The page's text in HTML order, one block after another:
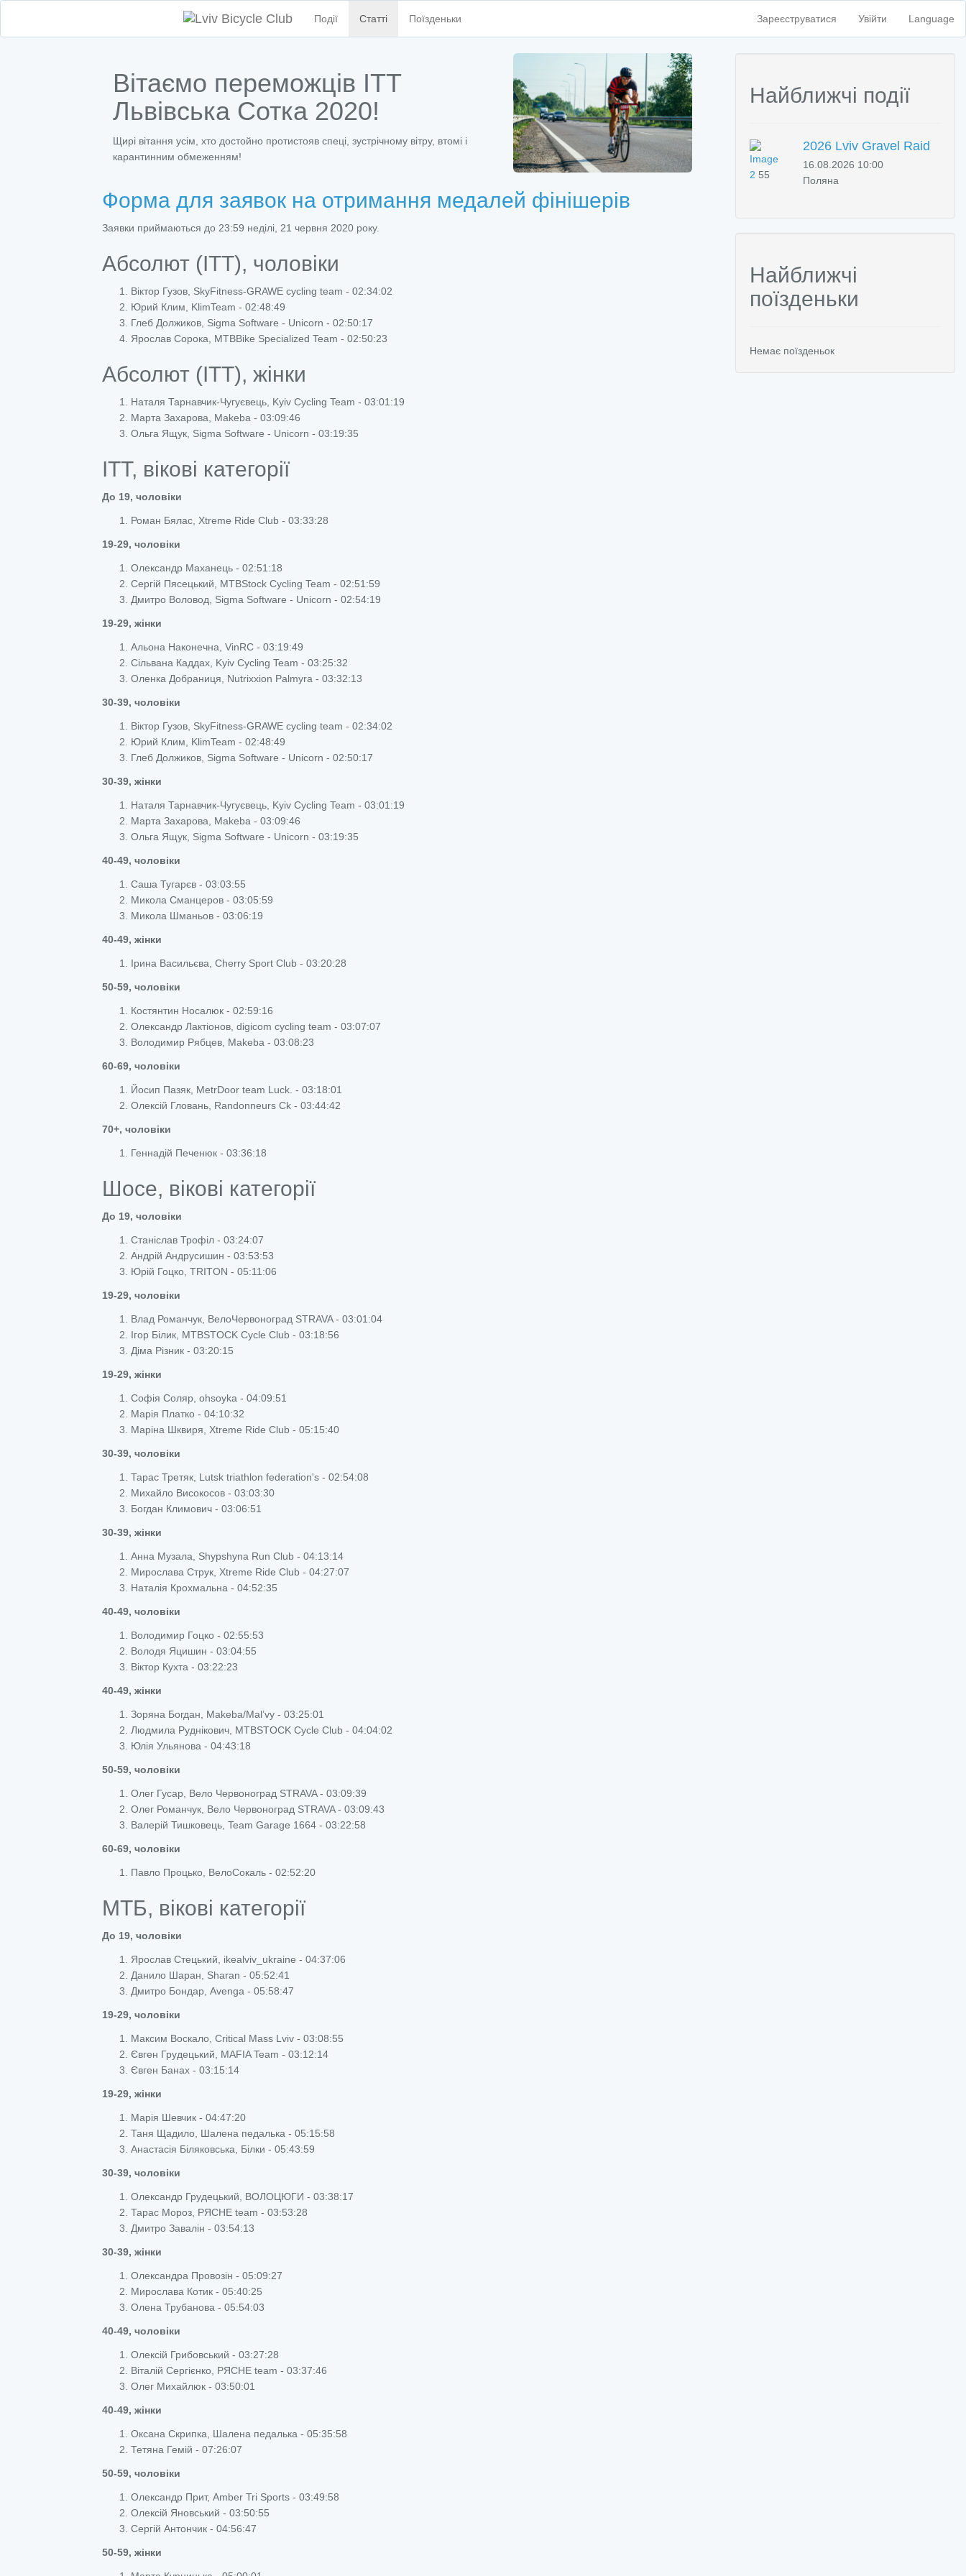
Події Статті Поїзденьки Language
Зареєструватися Увійти
Вітаємо переможців ITT
Львівська Сотка 2020!
Щирі вітання усім, хто достойно протистояв спеці, зустрічному вітру, втомі і
карантинним обмеженням!
Форма для заявок на отримання медалей фінішерів
Заявки приймаються до 23:59 неділі, 21 червня 2020 року.
Абсолют (ITT), чоловіки
Віктор Гузов, SkyFitness-GRAWE cycling team - 02:34:02
Юрий Клим, KlimTeam - 02:48:49
Глеб Должиков, Sigma Software - Unicorn - 02:50:17
Ярослав Сорока, MTBBike Specialized Team - 02:50:23
Абсолют (ITT), жінки
Наталя Тарнавчик-Чугуєвець, Kyiv Cycling Team - 03:01:19
Марта Захарова, Makeba - 03:09:46
Ольга Ящук, Sigma Software - Unicorn - 03:19:35
ITT, вікові категорії
До 19, чоловіки
Роман Бялас, Xtreme Ride Club - 03:33:28
19-29, чоловіки
Олександр Маханець - 02:51:18
Сергій Пясецький, MTBStock Cycling Team - 02:51:59
Дмитро Воловод, Sigma Software - Unicorn - 02:54:19
19-29, жінки
Альона Наконечна, VinRC - 03:19:49
Сільвана Каддах, Kyiv Cycling Team - 03:25:32
Оленка Добраниця, Nutrixxion Palmyra - 03:32:13
30-39, чоловіки
Віктор Гузов, SkyFitness-GRAWE cycling team - 02:34:02
Юрий Клим, KlimTeam - 02:48:49
Глеб Должиков, Sigma Software - Unicorn - 02:50:17
30-39, жінки
Наталя Тарнавчик-Чугуєвець, Kyiv Cycling Team - 03:01:19
Марта Захарова, Makeba - 03:09:46
Ольга Ящук, Sigma Software - Unicorn - 03:19:35
40-49, чоловіки
Саша Тугарєв - 03:03:55
Микола Сманцеров - 03:05:59
Микола Шманьов - 03:06:19
40-49, жінки
Ірина Васильєва, Cherry Sport Club - 03:20:28
50-59, чоловіки
Костянтин Носалюк - 02:59:16
Олександр Лактіонов, digicom cycling team - 03:07:07
Володимир Рябцев, Makeba - 03:08:23
60-69, чоловіки
Йосип Пазяк, MetrDoor team Luck. - 03:18:01
Олексій Гловань, Randonneurs Ck - 03:44:42
70+, чоловіки
Геннадій Печенюк - 03:36:18
Шосе, вікові категорії
До 19, чоловіки
Станіслав Трофіл - 03:24:07
Андрій Андрусишин - 03:53:53
Юрій Гоцко, TRITON - 05:11:06
19-29, чоловіки
Влад Романчук, ВелоЧервоноград STRAVA - 03:01:04
Ігор Білик, MTBSTOCK Cycle Club - 03:18:56
Діма Різник - 03:20:15
19-29, жінки
Софія Соляр, ohsoyka - 04:09:51
Марія Платко - 04:10:32
Маріна Шквиря, Xtreme Ride Club - 05:15:40
30-39, чоловіки
Тарас Третяк, Lutsk triathlon federation's - 02:54:08
Михайло Високосов - 03:03:30
Богдан Климович - 03:06:51
30-39, жінки
Анна Музала, Shypshyna Run Club - 04:13:14
Мирослава Струк, Xtreme Ride Club - 04:27:07
Наталія Крохмальна - 04:52:35
40-49, чоловіки
Володимир Гоцко - 02:55:53
Володя Яцишин - 03:04:55
Віктор Кухта - 03:22:23
40-49, жінки
Зоряна Богдан, Makeba/Mal’vy - 03:25:01
Людмила Руднікович, MTBSTOCK Cycle Club - 04:04:02
Юлія Ульянова - 04:43:18
50-59, чоловіки
Олег Гусар, Вело Червоноград STRAVA - 03:09:39
Олег Романчук, Вело Червоноград STRAVA - 03:09:43
Валерій Тишковець, Team Garage 1664 - 03:22:58
60-69, чоловіки
Павло Процько, ВелоСокаль - 02:52:20
МТБ, вікові категорії
До 19, чоловіки
Ярослав Стецький, ikealviv_ukraine - 04:37:06
Данило Шаран, Sharan - 05:52:41
Дмитро Бондар, Avenga - 05:58:47
19-29, чоловіки
Максим Воскало, Critical Mass Lviv - 03:08:55
Євген Грудецький, MAFIA Team - 03:12:14
Євген Банах - 03:15:14
19-29, жінки
Марія Шевчик - 04:47:20
Таня Щадило, Шалена педалька - 05:15:58
Анастасія Біляковська, Білки - 05:43:59
30-39, чоловіки
Олександр Грудецький, ВОЛОЦЮГИ - 03:38:17
Тарас Мороз, РЯСНЕ team - 03:53:28
Дмитро Завалін - 03:54:13
30-39, жінки
Олександра Провозін - 05:09:27
Мирослава Котик - 05:40:25
Олена Трубанова - 05:54:03
40-49, чоловіки
Олексій Грибовський - 03:27:28
Віталій Сергієнко, РЯСНЕ team - 03:37:46
Олег Михайлюк - 03:50:01
40-49, жінки
Оксана Скрипка, Шалена педалька - 05:35:58
Тетяна Гемій - 07:26:07
50-59, чоловіки
Олександр Прит, Amber Tri Sports - 03:49:58
Олексій Яновський - 03:50:55
Сергій Антончик - 04:56:47
50-59, жінки
Найближчі події
2 55
2026 Lviv Gravel Raid
16.08.2026 10:00
Поляна
Найближчі
поїзденьки
Немає поїзденьок